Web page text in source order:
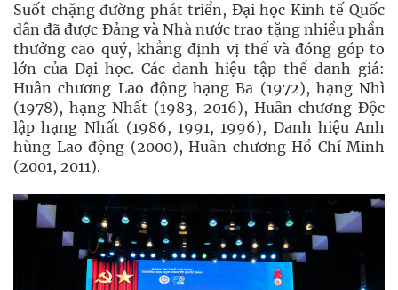
Suốt chặng đường phát triển, Đại học Kinh tế Quốc
dân đã được Đảng và Nhà nước trao tặng nhiều phần
thưởng cao quý, khẳng định vị thế và đóng góp to
lớn của Đại học. Các danh hiệu tập thể danh giá:
Huân chương Lao động hạng Ba (1972), hạng Nhì
(1978), hạng Nhất (1983, 2016), Huân chương Độc
lập hạng Nhất (1986, 1991, 1996), Danh hiệu Anh
hùng Lao động (2000), Huân chương Hồ Chí Minh
(2001, 2011).